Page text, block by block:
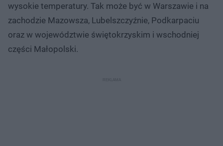
wysokie temperatury. Tak może być w Warszawie i na
zachodzie Mazowsza, Lubelszczyźnie, Podkarpaciu
oraz w województwie świętokrzyskim i wschodniej
części Małopolski.